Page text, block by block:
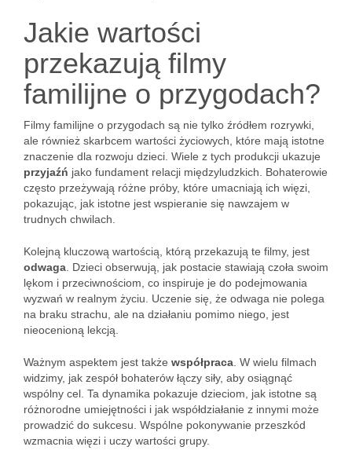
Jakie wartości
przekazują filmy
familijne o przygodach?
Filmy familijne o przygodach są nie tylko źródłem rozrywki,
ale również skarbcem wartości życiowych, które mają istotne
znaczenie dla rozwoju dzieci. Wiele z tych produkcji ukazuje
przyjaźń jako fundament relacji międzyludzkich. Bohaterowie
często przeżywają różne próby, które umacniają ich więzi,
pokazując, jak istotne jest wspieranie się nawzajem w
trudnych chwilach.
Kolejną kluczową wartością, którą przekazują te filmy, jest
odwaga . Dzieci obserwują, jak postacie stawiają czoła swoim
lękom i przeciwnościom, co inspiruje je do podejmowania
wyzwań w realnym życiu. Uczenie się, że odwaga nie polega
na braku strachu, ale na działaniu pomimo niego, jest
nieocenioną lekcją.
Ważnym aspektem jest także współpraca . W wielu filmach
widzimy, jak zespół bohaterów łączy siły, aby osiągnąć
wspólny cel. Ta dynamika pokazuje dzieciom, jak istotne są
różnorodne umiejętności i jak współdziałanie z innymi może
prowadzić do sukcesu. Wspólne pokonywanie przeszkód
wzmacnia więzi i uczy wartości grupy.